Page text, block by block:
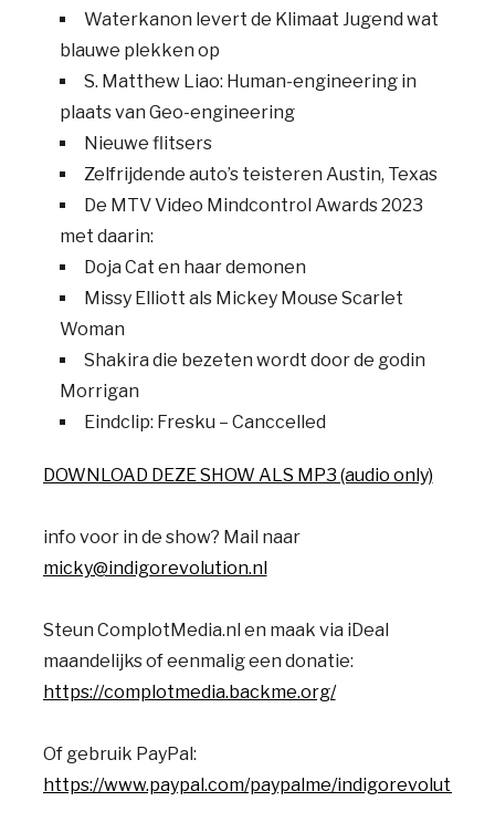
Waterkanon levert de Klimaat Jugend wat
blauwe plekken op
S. Matthew Liao: Human-engineering in
plaats van Geo-engineering
Nieuwe flitsers
Zelfrijdende auto’s teisteren Austin, Texas
De MTV Video Mindcontrol Awards 2023
met daarin:
Doja Cat en haar demonen
Missy Elliott als Mickey Mouse Scarlet
Woman
Shakira die bezeten wordt door de godin
Morrigan
Eindclip: Fresku – Canccelled
DOWNLOAD DEZE SHOW ALS MP3 (audio only)
info voor in de show? Mail naar
micky@indigorevolution.nl
Steun ComplotMedia.nl en maak via iDeal
maandelijks of eenmalig een donatie:
https://complotmedia.backme.org/
Of gebruik PayPal:
https://www.paypal.com/paypalme/indigorevolution